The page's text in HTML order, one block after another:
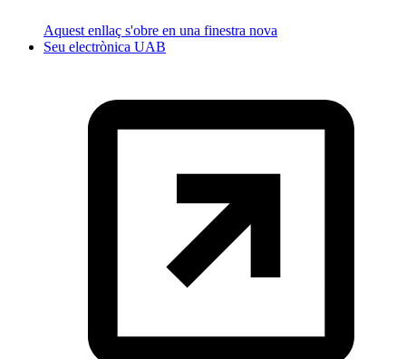
Aquest enllaç s'obre en una finestra nova
Seu electrònica UAB